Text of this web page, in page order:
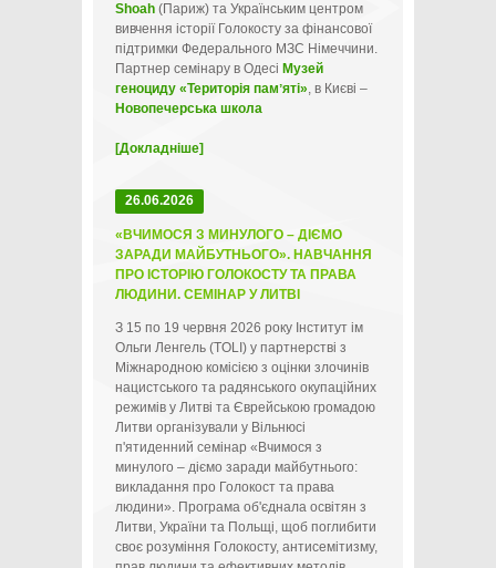
Shoah (Париж) та Українським центром
вивчення історії Голокосту за фінансової
підтримки Федерального МЗС Німеччини.
Партнер семінару в Одесі Музей
геноциду «Територія памʼяті», в Києві –
Новопечерська школа
[Докладніше]
26.06.2026
«ВЧИМОСЯ З МИНУЛОГО – ДІЄМО
ЗАРАДИ МАЙБУТНЬОГО». НАВЧАННЯ
ПРО ІСТОРІЮ ГОЛОКОСТУ ТА ПРАВА
ЛЮДИНИ. СЕМІНАР У ЛИТВІ
З 15 по 19 червня 2026 року Інститут ім
Ольги Ленгель (TOLI) у партнерстві з
Міжнародною комісією з оцінки злочинів
нацистського та радянського окупаційних
режимів у Литві та Єврейською громадою
Литви організували у Вільнюсі
п'ятиденний семінар «Вчимося з
минулого – діємо заради майбутнього:
викладання про Голокост та права
людини». Програма об'єднала освітян з
Литви, України та Польщі, щоб поглибити
своє розуміння Голокосту, антисемітизму,